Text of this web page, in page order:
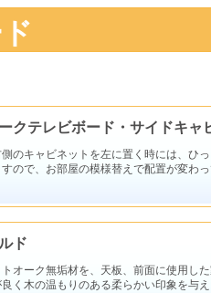
クテレビボード・サイドキャ
のキャビネットを左に置く時には、ひ
ので、お部屋の模様替えで配置が変わ
ド
オーク無垢材を、天板、前面に使用し
く木の温もりのある柔らかい印象を与